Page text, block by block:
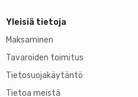
Yleisiä tietoja
Maksaminen
Tavaroiden toimitus
Tietosuojakäytäntö
Tietoa meistä